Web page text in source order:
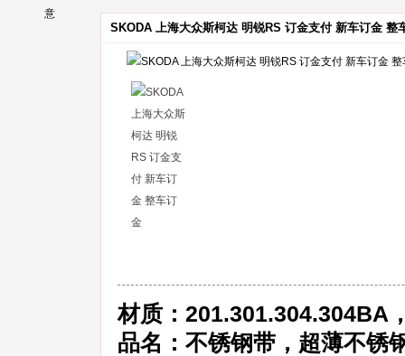
意
SKODA 上海大众斯柯达 明锐RS 订金支付 新车订金 整
材质：201.301.304.304BA
品名：不锈钢带，超薄不锈